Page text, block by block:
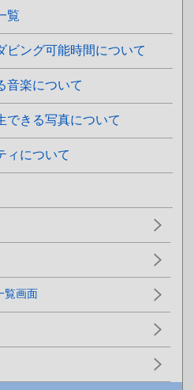
覧
ビング可能時間について
音楽について
できる写真について
ィについて
覧画面